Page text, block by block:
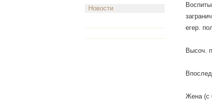
Новости
егер.
Высоч.
Жена (с